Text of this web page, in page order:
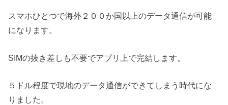
スマホひとつで海外２００か国以上のデータ通信が可能
になります。
SIMの抜き差しも不要でアプリ上で完結します。
５ドル程度で現地のデータ通信ができてしまう時代にな
りました。